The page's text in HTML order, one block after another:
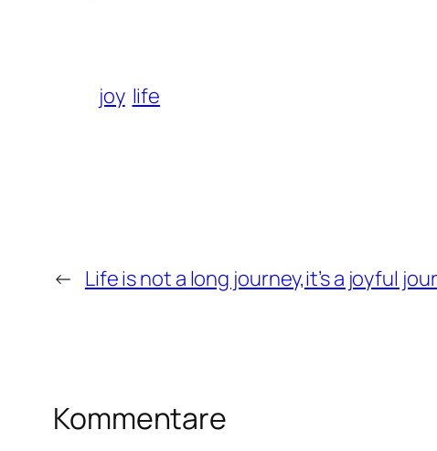
joy life
← Life is not a long journey,it’s a joyful
Kommentare